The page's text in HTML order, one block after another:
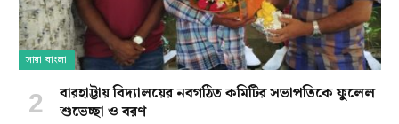
সারা বাংলা
বারহাট্টায় বিদ্যালয়ের নবগঠিত কমিটির সভাপতিকে ফুলেল
শুভেচ্ছা ও বরণ